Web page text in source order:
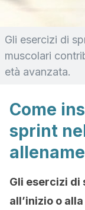
Gli esercizi di
muscolari
età avanzata.
Come
sprint
Gli esercizi di
all’inizio o